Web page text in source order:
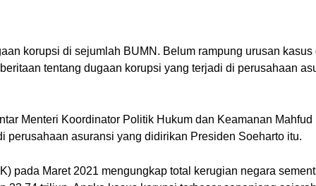
korupsi di sejumlah BUMN. Belum rampung urusan
tentang dugaan korupsi yang terjadi di perusahaan
Menteri Koordinator Politik Hukum dan Keamanan
perusahaan asuransi yang didirikan Presiden Soeharto itu.
pada Maret 2021 mengungkap total kerugian negara